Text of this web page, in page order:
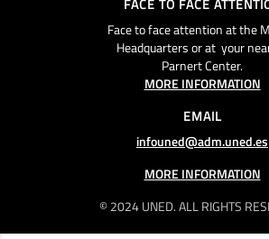
© 2024 UNED. ALL RIGHTS
FACE TO FACE
Face to face attention at the
Headquarters or at your
Parnert Center.
MORE INFORMATION
EMAIL
infouned@adm.uned.es
MORE INFORMATION